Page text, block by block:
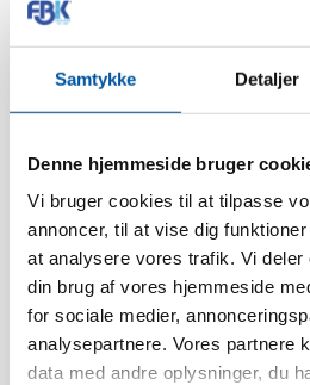
Samtykke Detaljer
Denne hjemmeside bruger
Vi bruger cookies til at tilpasse
annoncer, til at vise dig
at analysere vores trafik. Vi deler
din brug af vores hjemmeside
for sociale medier,
analysepartnere. Vores partnere
data med andre oplysninger, du
12
Technische Daten
Besatzhöhe:
Hitzebeständigkeit:
Packungsgrösse:
6